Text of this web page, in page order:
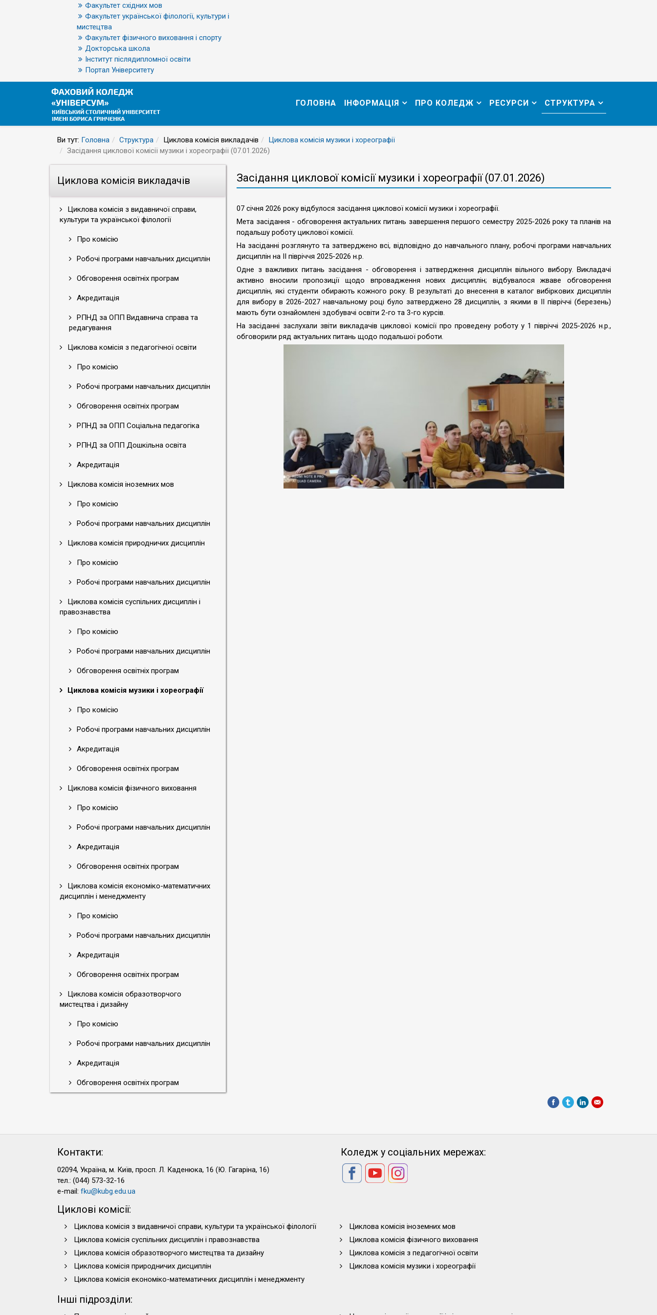
Факультет східних мов
Факультет української філології, культури і
мистецтва
Факультет фізичного виховання і спорту
Докторська школа
Інститут післядипломної освіти
Портал Університету
ГОЛОВНА ІНФОРМАЦІЯ ПРО КОЛЕДЖ РЕСУРСИ СТРУКТУРА
Ви тут: Головна Структура Циклова комісія викладачів
Циклова комісія музики і хореографії
Засідання циклової комісії музики і хореографії (07.01.2026)
Циклова комісія викладачів
Циклова комісія з видавничої справи,
культури та української філології
Про комісію
Робочі програми навчальних дисциплін
Обговорення освітніх програм
Акредитація
РПНД за ОПП Видавнича справа та
редагування
Циклова комісія з педагогічної освіти
Про комісію
Робочі програми навчальних дисциплін
Обговорення освітніх програм
РПНД за ОПП Соціальна педагогіка
РПНД за ОПП Дошкільна освіта
Акредитація
Циклова комісія іноземних мов
Про комісію
Робочі програми навчальних дисциплін
Циклова комісія природничих дисциплін
Про комісію
Робочі програми навчальних дисциплін
Циклова комісія суспільних дисциплін і
правознавства
Про комісію
Робочі програми навчальних дисциплін
Обговорення освітніх програм
Циклова комісія музики і хореографії
Про комісію
Робочі програми навчальних дисциплін
Акредитація
Обговорення освітніх програм
Циклова комісія фізичного виховання
Про комісію
Робочі програми навчальних дисциплін
Акредитація
Обговорення освітніх програм
Циклова комісія економіко-математичних
дисциплін і менеджменту
Про комісію
Робочі програми навчальних дисциплін
Акредитація
Обговорення освітніх програм
Циклова комісія образотворчого
мистецтва і дизайну
Про комісію
Робочі програми навчальних дисциплін
Акредитація
Обговорення освітніх програм
Засідання циклової комісії музики і хореографії (07.01.2026)
07 січня 2026 року відбулося засідання циклової комісії музики і хореографії.
Мета засідання - обговорення актуальних питань завершення першого семестру 2025-2026 року та планів на
подальшу роботу циклової комісії.
На засіданні розглянуто та затверджено всі, відповідно до навчального плану, робочі програми навчальних
дисциплін на ІІ півріччя 2025-2026 н.р.
Одне з важливих питань засідання - обговорення і затвердження дисциплін вільного вибору. Викладачі
активно вносили пропозиції щодо впровадження нових дисциплін; відбувалося жваве обговорення
дисциплін, які студенти обирають кожного року. В результаті до внесення в каталог вибіркових дисциплін
для вибору в 2026-2027 навчальному році було затверджено 28 дисциплін, з якими в ІІ півріччі (березень)
мають бути ознайомлені здобувачі освіти 2-го та 3-го курсів.
На засіданні заслухали звіти викладачів циклової комісії про проведену роботу у 1 півріччі 2025-2026 н.р.,
обговорили ряд актуальних питань щодо подальшої роботи.
Контакти:
02094, Україна, м. Київ, просп. Л. Каденюка, 16 (Ю. Гагаріна, 16)
тел.: (044) 573-32-16
e-mail: fku@kubg.edu.ua
Коледж у соціальних мережах:
Циклові комісії:
Циклова комісія з видавничої справи, культури та української філології
Циклова комісія іноземних мов
Циклова комісія суспільних дисциплін і правознавства
Циклова комісія фізичного виховання
Циклова комісія образотворчого мистецтва та дизайну
Циклова комісія з педагогічної освіти
Циклова комісія природничих дисциплін
Циклова комісія музики і хореографії
Циклова комісія економіко-математичних дисциплін і менеджменту
Інші підрозділи: